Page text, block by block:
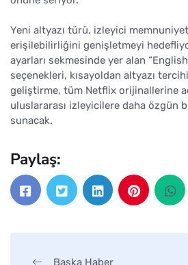
Yeni altyazı türü, izleyici
erişilebilirliğini genişletmeyi
ayarları sekmesinde yer alan
seçenekleri, kısayoldan altyazı
geliştirme, tüm Netflix orijinallerine
uluslararası izleyicilere daha özgün
sunacak.
Paylaş:
Başka Haber